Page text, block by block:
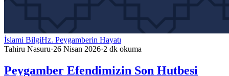
İslami BilgiHz. Peygamberin Hayatı
Tahiru Nasuru·26 Nisan 2026·2 dk okuma
Peygamber Efendimizin Son Hutbesi